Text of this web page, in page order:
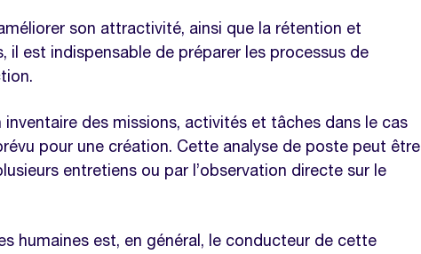
son attractivité, ainsi que la rétention et
il est indispensable de préparer les processus de
inventaire des missions, activités et tâches dans le cas
pour une création. Cette analyse de poste peut être
entretiens ou par l’observation directe sur le
humaines est, en général, le conducteur de cette